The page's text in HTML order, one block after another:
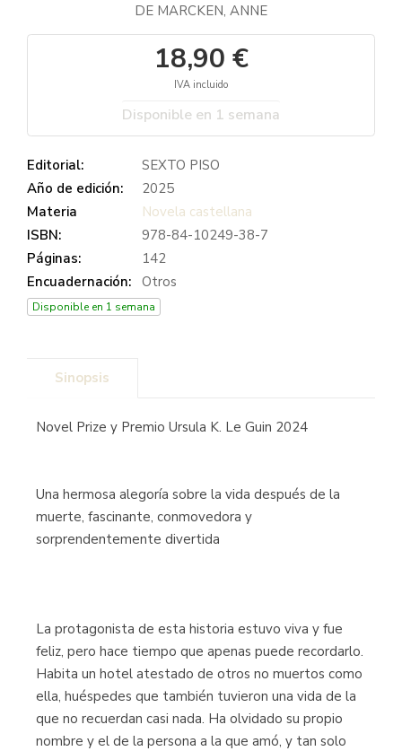
DE MARCKEN, ANNE
18,90 €
IVA incluido
Disponible en 1 semana
Editorial:
SEXTO PISO
Año de edición:
2025
Materia
Novela castellana
ISBN:
978-84-10249-38-7
Páginas:
142
Encuadernación: Otros
Disponible en 1 semana
Sinopsis
Novel Prize y Premio Ursula K. Le Guin 2024
Una hermosa alegoría sobre la vida después de la
muerte, fascinante, conmovedora y
sorprendentemente divertida
La protagonista de esta historia estuvo viva y fue
feliz, pero hace tiempo que apenas puede recordarlo.
Habita un hotel atestado de otros no muertos como
ella, huéspedes que también tuvieron una vida de la
que no recuerdan casi nada. Ha olvidado su propio
nombre y el de la persona a la que amó, y tan solo